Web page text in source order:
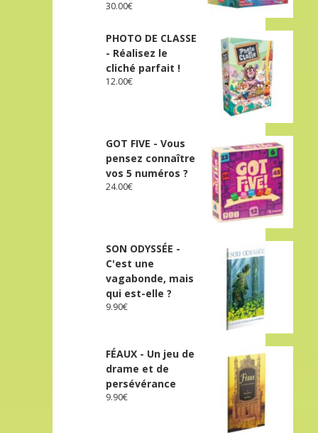
30.00€
PHOTO DE CLASSE
- Réalisez le
cliché parfait !
12.00€
GOT FIVE - Vous
pensez connaître
vos 5 numéros ?
24.00€
SON ODYSSÉE -
C'est une
vagabonde, mais
qui est-elle ?
9.90€
FÉAUX - Un jeu de
drame et de
persévérance
9.90€